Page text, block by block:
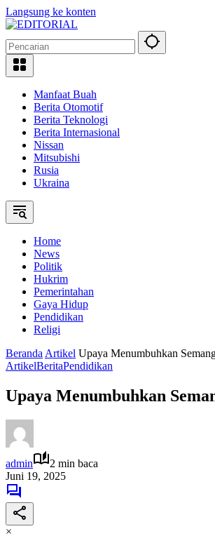
Langsung ke konten
Manfaat Buah
Berita Otomotif
Berita Teknologi
Berita Internasional
Nissan
Mitsubishi
Rusia
Ukraina
Home
News
Politik
Hukrim
Pemerintahan
Gaya Hidup
Pendidikan
Religi
Beranda Artikel Upaya Menumbuhkan
ArtikelBeritaPendidikan
Upaya Menumbuhkan
admin
2 min baca
Juni 19, 2025
×